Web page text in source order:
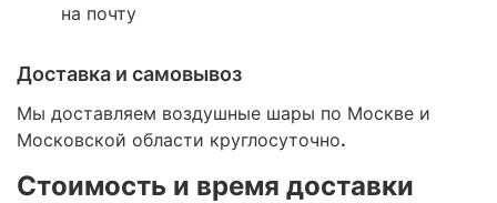
на почту
Доставка и самовывоз
Мы доставляем воздушные шары по Москве и
Московской области круглосуточно.
Стоимость и время доставки